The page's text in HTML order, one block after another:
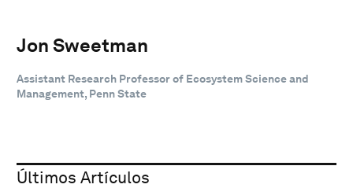
Jon Sweetman
Assistant Research Professor of Ecosystem Science and
Management, Penn State
Últimos Artículos